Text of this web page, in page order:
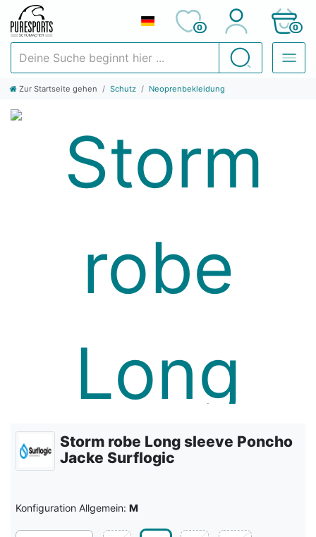
Suchen
0 0
Zur Startseite gehen Schutz Neoprenbekleidung
Storm robe Long sleeve Poncho
Jacke Surflogic
Konfiguration Allgemein: M